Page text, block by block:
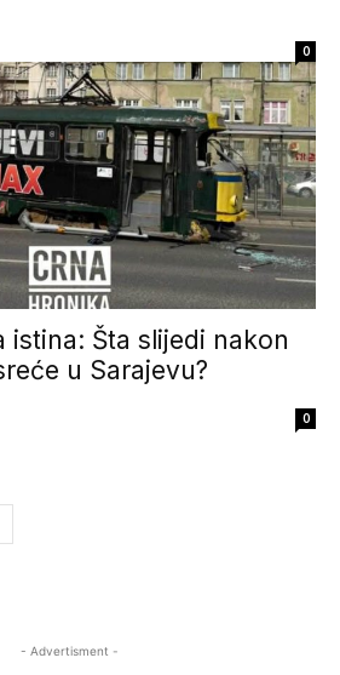
0
istina: Šta slijedi nakon
u Sarajevu?
0
- Advertisment -